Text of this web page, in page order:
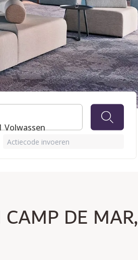
Volwassen
Actiecode invoeren
DE MAR,